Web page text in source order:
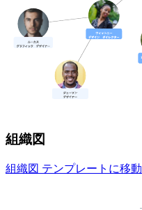
組織図
組織図 テンプレートに移動